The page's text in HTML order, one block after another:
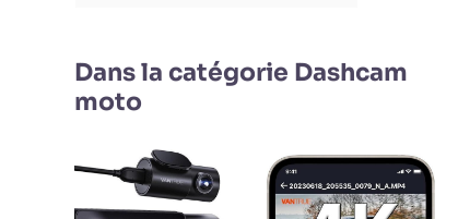
rDans la catégorie Dashcam
moto